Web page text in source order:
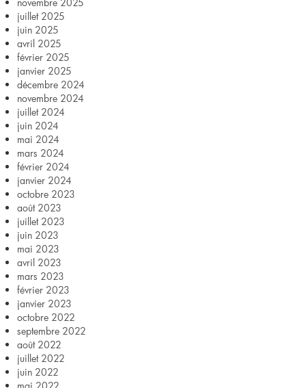
juillet 2025
juin 2025
avril 2025
février 2025
janvier 2025
décembre 2024
novembre 2024
juillet 2024
juin 2024
mai 2024
mars 2024
février 2024
janvier 2024
octobre 2023
août 2023
juillet 2023
juin 2023
mai 2023
avril 2023
mars 2023
février 2023
janvier 2023
octobre 2022
septembre 2022
août 2022
juillet 2022
juin 2022